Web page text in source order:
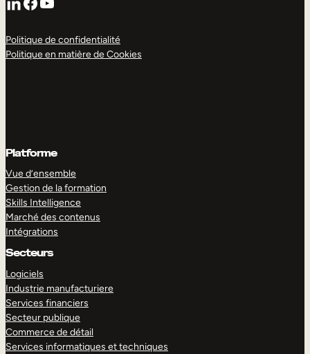
Politique de confidentialité
Politique en matière de Cookies
Platforme
Vue d’ensemble
Gestion de la formation
Skills Intelligence
Marché des contenus
Intégrations
Secteurs
Logiciels
Industrie manufacturiere
Services financiers
Secteur publique
Commerce de détail
Services informatiques et techniques